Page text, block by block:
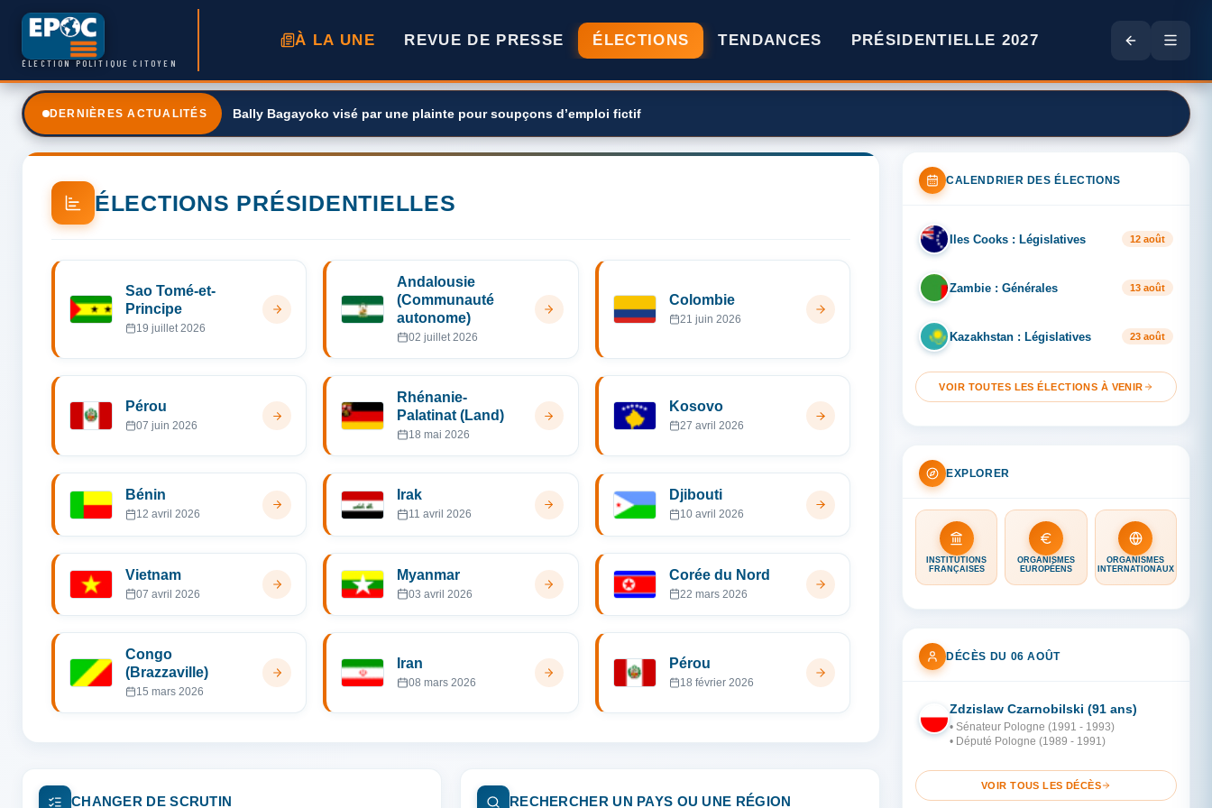
ÉLECTION POLITIQUE CITOYEN
À LA UNE REVUE DE PRESSE ÉLECTIONS TENDANCES PRÉSIDENTIELLE 2027
DERNIÈRES ACTUALITÉS Bally Bagayoko visé par une plainte pour soupçons d’emploi fictif
ÉLECTIONS PRÉSIDENTIELLES
Sao Tomé-et-
Principe
19 juillet 2026
Andalousie
(Communauté
autonome)
02 juillet 2026
Colombie
21 juin 2026
Pérou
07 juin 2026
Rhénanie-
Palatinat (Land)
18 mai 2026
Kosovo
27 avril 2026
Bénin
12 avril 2026
Irak
11 avril 2026
Djibouti
10 avril 2026
Vietnam
07 avril 2026
Myanmar
03 avril 2026
Corée du Nord
22 mars 2026
Congo
(Brazzaville)
15 mars 2026
Iran
08 mars 2026
Pérou
18 février 2026
CHANGER DE SCRUTIN RECHERCHER UN PAYS OU UNE RÉGION
CALENDRIER DES ÉLECTIONS
IL Iles Cooks : Législatives 12 août
ZA Zambie : Générales 13 août
KA Kazakhstan : Législatives 23 août
VOIR TOUTES LES ÉLECTIONS À VENIR
EXPLORER
INSTITUTIONS
FRANÇAISES
ORGANISMES
EUROPÉENS
ORGANISMES
INTERNATIONAUX
DÉCÈS DU 06 AOÛT
PO
Zdzislaw Czarnobilski (91 ans)
• Sénateur Pologne (1991 - 1993)
• Député Pologne (1989 - 1991)
VOIR TOUS LES DÉCÈS